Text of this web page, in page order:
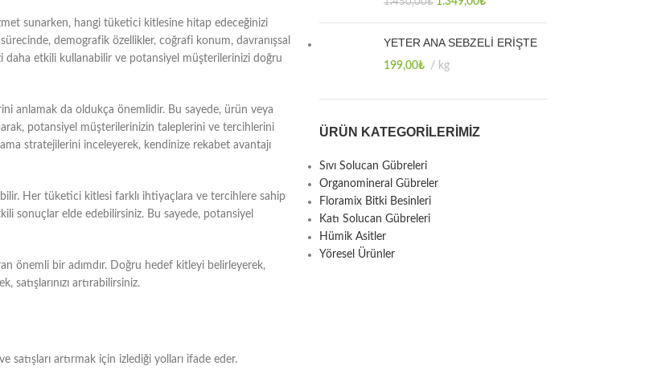
sunarken, hangi tüketici kitlesine hitap edeceğinizi
demografik özellikler, coğrafi konum, davranışsal
daha etkili kullanabilir ve potansiyel müşterilerinizi doğru
anlamak da oldukça önemlidir. Bu sayede, ürün veya
potansiyel müşterilerinizin taleplerini ve tercihlerini
stratejilerini inceleyerek, kendinize rekabet avantajı
Her tüketici kitlesi farklı ihtiyaçlara ve tercihlere sahip
sonuçlar elde edebilirsiniz. Bu sayede, potansiyel
önemli bir adımdır. Doğru hedef kitleyi belirleyerek,
artırabilirsiniz.
artırmak için izlediği yolları ifade eder.
YETER ANA SEBZELİ ERİŞTE
199,00₺ kg
ÜRÜN KATEGORILERIMIZ
Sıvı Solucan Gübreleri
Organomineral Gübreler
Floramix Bitki Besinleri
Katı Solucan Gübreleri
Hümik Asitler
Yöresel Ürünler